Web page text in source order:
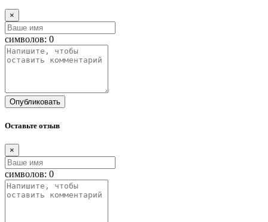
×
символов: 0
Опубликовать
Оставьте отзыв
×
символов: 0